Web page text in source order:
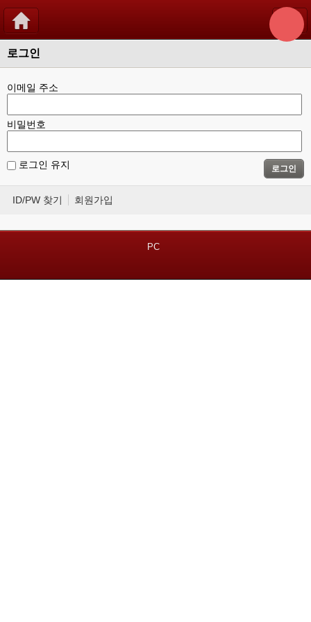
로그인
이메일 주소
비밀번호
로그인 유지 로그인
ID/PW 찾기 회원가입
PC